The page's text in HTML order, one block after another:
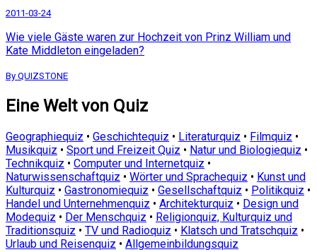
2011-03-24
Wie viele Gäste waren zur Hochzeit von Prinz William und
Kate Middleton eingeladen?
By QUIZSTONE
Eine Welt von Quiz
Geographiequiz • Geschichtequiz • Literaturquiz • Filmquiz •
Musikquiz • Sport und Freizeit Quiz • Natur und Biologiequiz •
Technikquiz • Computer und Internetquiz •
Naturwissenschaftquiz • Wörter und Sprachequiz • Kunst und
Kulturquiz • Gastronomiequiz • Gesellschaftquiz • Politikquiz •
Handel und Unternehmenquiz • Architekturquiz • Design und
Modequiz • Der Menschquiz • Religionquiz, Kulturquiz und
Traditionsquiz • TV und Radioquiz • Klatsch und Tratschquiz •
Urlaub und Reisenquiz • Allgemeinbildungsquiz